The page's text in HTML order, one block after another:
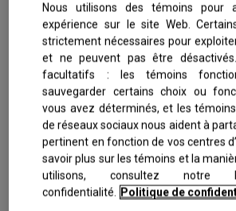
Communautés en santé
Vous avez le nez bouché et vous vous
congestionné? Advil Rhume et Sinus
voies nasales, ce qui permet de
plus de soulager efficacement les
maux de tête, la fièvre, la congestion
courbatures et les douleurs. Vous
réduction et des offres spéciales ci-
En savoir plus sur Advil
Nous utilisons des témoins pour
expérience sur le site Web.
strictement nécessaires pour
et ne peuvent pas être
facultatifs : les témoins
sauvegarder certains choix ou
vous avez déterminés, et les
de réseaux sociaux nous aident à
pertinent en fonction de vos centres
savoir plus sur les témoins et la
utilisons, consultez notre
confidentialité. Politique de